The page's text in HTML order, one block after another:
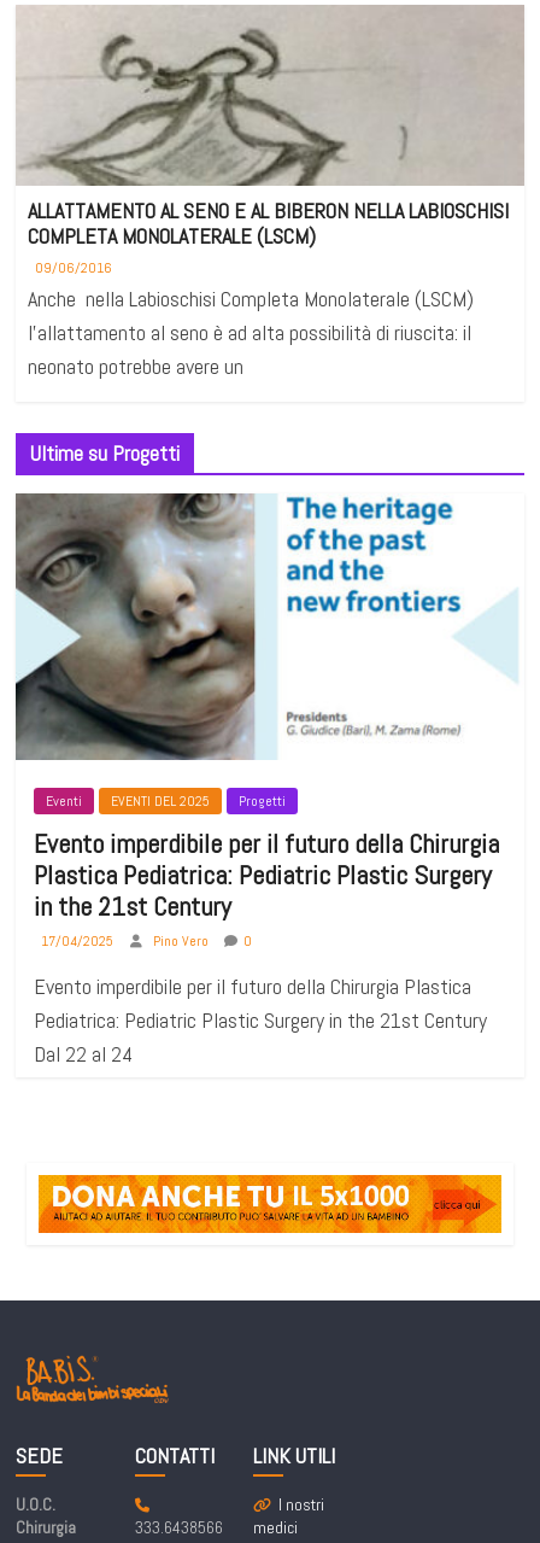
ALLATTAMENTO AL SENO E AL BIBERON NELLA LABIOSCHISI
COMPLETA MONOLATERALE (LSCM)
09/06/2016
Anche nella Labioschisi Completa Monolaterale (LSCM)
l’allattamento al seno è ad alta possibilità di riuscita: il
neonato potrebbe avere un
Ultime su Progetti
Eventi EVENTI DEL 2025 Progetti
Evento imperdibile per il futuro della Chirurgia
Plastica Pediatrica: Pediatric Plastic Surgery
in the 21st Century
17/04/2025 Pino Vero 0
Evento imperdibile per il futuro della Chirurgia Plastica
Pediatrica: Pediatric Plastic Surgery in the 21st Century
Dal 22 al 24
SEDE
U.O.C.
Chirurgia
CONTATTI
333.6438566
LINK UTILI
I nostri
medici